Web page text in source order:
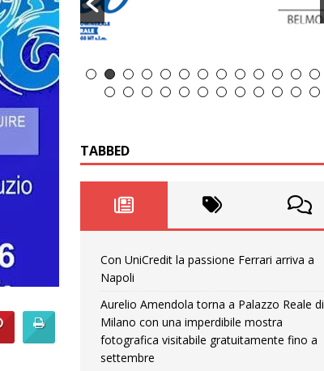
TABBED
Con UniCredit la passione Ferrari arriva a
Napoli
Aurelio Amendola torna a Palazzo Reale di
Milano con una imperdibile mostra
fotografica visitabile gratuitamente fino a
settembre